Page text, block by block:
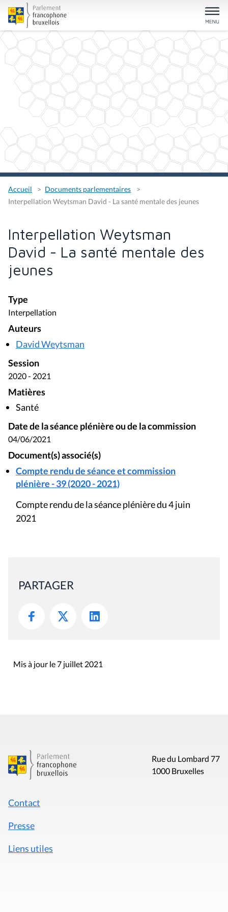
Accueil
Documents parlementaires
Interpellation Weytsman David - La santé mentale des jeunes
Interpellation Weytsman
David - La santé mentale des
jeunes
Type
Interpellation
Auteurs
David Weytsman
Session
2020 - 2021
Matières
Santé
Date de la séance plénière ou de la commission
04/06/2021
Document(s) associé(s)
Compte rendu de séance et commission
plénière - 39 (2020 - 2021)
Compte rendu de la séance plénière du 4 juin
2021
PARTAGER
Mis à jour le 7 juillet 2021
Rue du Lombard 77
1000 Bruxelles
Contact
Presse
Liens utiles